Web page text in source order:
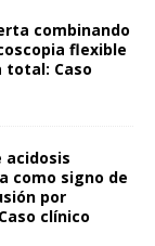
combinando
flexible
total: Caso
acidosis
como signo de
por
clínico